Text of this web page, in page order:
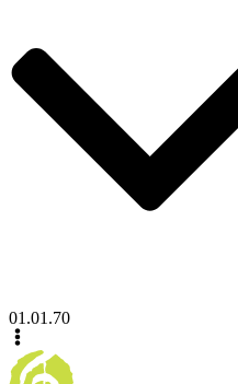
01.01.70